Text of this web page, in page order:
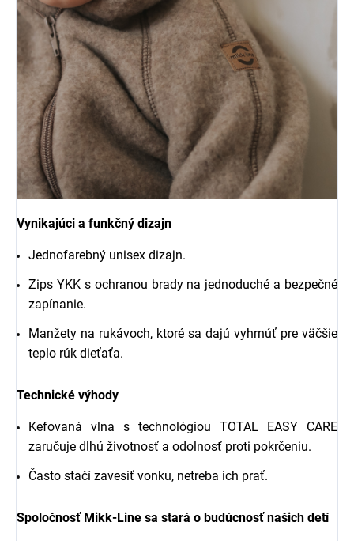
Vynikajúci a funkčný dizajn
Jednofarebný unisex dizajn.
Zips YKK s ochranou brady na jednoduché a bezpečné
zapínanie.
Manžety na rukávoch, ktoré sa dajú vyhrnúť pre väčšie
teplo rúk dieťaťa.
Technické výhody
Kefovaná vlna s technológiou TOTAL EASY CARE
zaručuje dlhú životnosť a odolnosť proti pokrčeniu.
Často stačí zavesiť vonku, netreba ich prať.
Spoločnosť Mikk-Line sa stará o budúcnosť našich detí